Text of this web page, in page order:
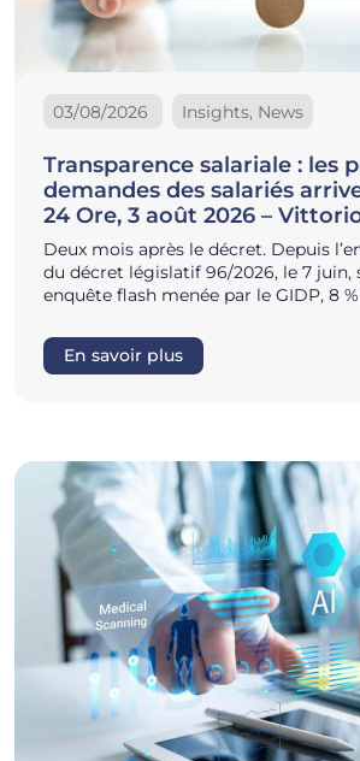
03/08/2026 Insights, News
Transparence salariale : les
demandes des salariés
24 Ore, 3 août 2026 –
Deux mois après le décret. Depuis
du décret législatif 96/2026, le 7 juin,
enquête flash menée par le GIDP, 8
En savoir plus